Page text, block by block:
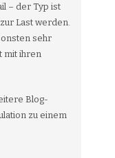
– der Typ ist
Last werden.
sehr
mit ihren
Blog-
zu einem